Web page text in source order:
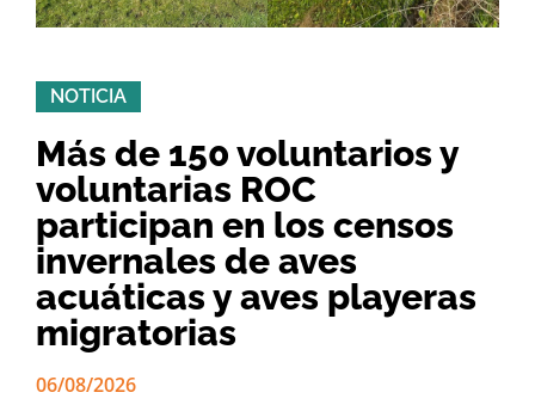
NOTICIA
Más de 150 voluntarios y
voluntarias ROC
participan en los censos
invernales de aves
acuáticas y aves playeras
migratorias
06/08/2026